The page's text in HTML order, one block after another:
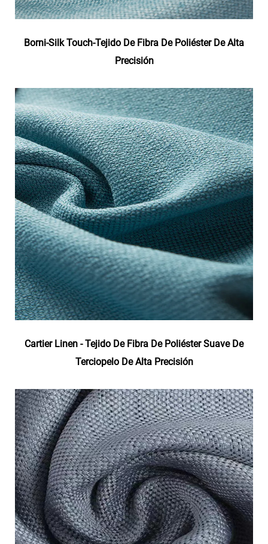
Borni-Silk Touch-Tejido De Fibra De Poliéster De Alta
Precisión
Cartier Linen - Tejido De Fibra De Poliéster Suave De
Terciopelo De Alta Precisión